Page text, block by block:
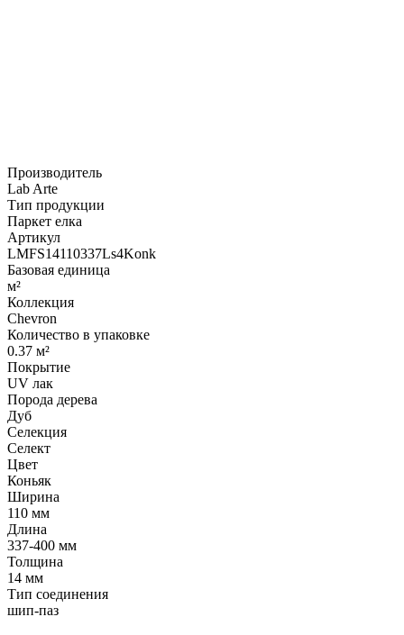
Производитель
Lab Arte
Тип продукции
Паркет елка
Артикул
LMFS14110337Ls4Konk
Базовая единица
м²
Коллекция
Chevron
Количество в упаковке
0.37 м²
Покрытие
UV лак
Порода дерева
Дуб
Селекция
Селект
Цвет
Коньяк
Ширина
110 мм
Длина
337-400 мм
Толщина
14 мм
Тип соединения
шип-паз